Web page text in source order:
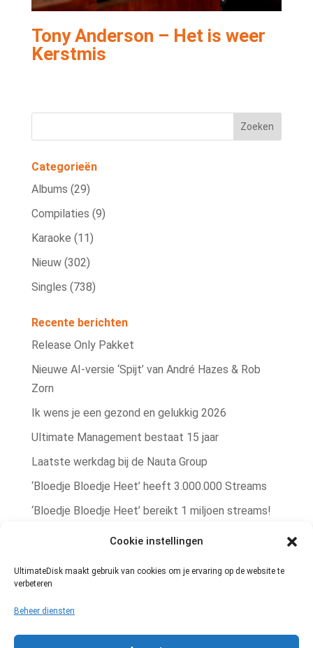
Cookie instellingen
UltimateDisk maakt gebruik van cookies om je ervaring op de website te
verbeteren
Beheer diensten
Tony Anderson – Het is weer
Kerstmis
Categorieën
Albums (29)
Compilaties (9)
Karaoke (11)
Nieuw (302)
Singles (738)
Recente berichten
Release Only Pakket
Nieuwe AI‑versie ‘Spijt’ van André Hazes & Rob
Zorn
Ik wens je een gezond en gelukkig 2026
Ultimate Management bestaat 15 jaar
Laatste werkdag bij de Nauta Group
‘Bloedje Bloedje Heet’ heeft 3.000.000 Streams
‘Bloedje Bloedje Heet’ bereikt 1 miljoen streams!
Rob Zorn single ‘Bere Bere Koud’ winterhit!
zomerhit te pakken!